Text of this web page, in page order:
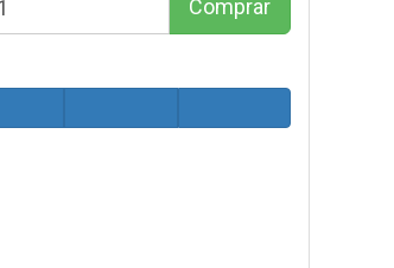
Comprar